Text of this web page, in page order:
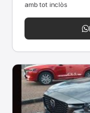
amb tot inclòs